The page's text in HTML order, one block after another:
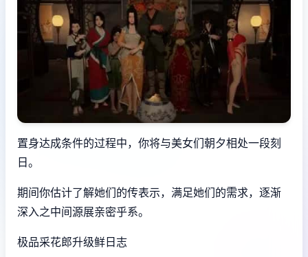
置身达成条件的过程中， 你将与美女们朝夕相处一段刻
日。
期间你估计了解她们的传表示，满足她们的需求，逐渐
深入之中间源展亲密乎系。
极品采花郎升级鲜日志